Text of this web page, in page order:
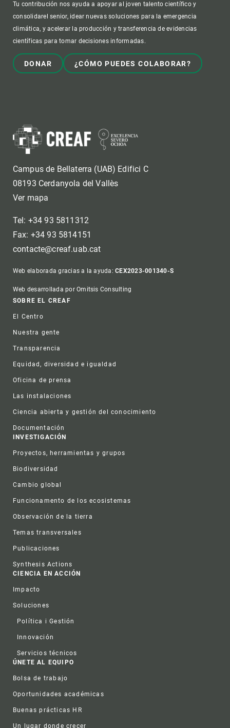
Tu contribución nos ayuda a apoyar al joven talento científico y
consolidarel senior, idear nuevas soluciones para la emergencia
climática, y acelerar la producción y transferencia de evidencias
científicas para tomar decisiones informadas.
DONAR ¿CÓMO PUEDES COLABORAR?
Campus de Bellaterra (UAB) Edifici C
08193 Cerdanyola del Vallès
Ver mapa
Tel: +34 93 5811312
Fax: +34 93 5814151
contacte@creaf.uab.cat
Web elaborada gracias a la ayuda:CEX2023-001340-S
Web desarrollada por Omitsis Consulting
Footer
SOBRE EL CREAF
El Centro
Nuestra gente
Transparencia
Equidad, diversidad e igualdad
Oficina de prensa
Las instalaciones
Ciencia abierta y gestión del conocimiento
Documentación
INVESTIGACIÓN
Proyectos, herramientas y grupos
Biodiversidad
Cambio global
Funcionamento de los ecosistemas
Observación de la tierra
Temas transversales
Publicaciones
Synthesis Actions
CIENCIA EN ACCIÓN
Impacto
Soluciones
Política i Gestión
Innovación
Servicios técnicos
ÚNETE AL EQUIPO
Bolsa de trabajo
Oportunidades académicas
Buenas prácticas HR
Un lugar donde crecer